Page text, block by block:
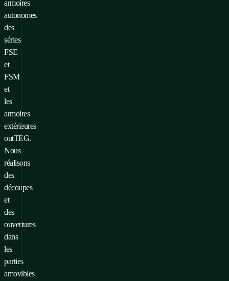
armoires
autonomes
des
séries
FSE
et
FSM
et
les
armoires
extérieures
outTEG.
Nous
réalisons
des
découpes
et
des
ouvertures
dans
les
parties
amovibles